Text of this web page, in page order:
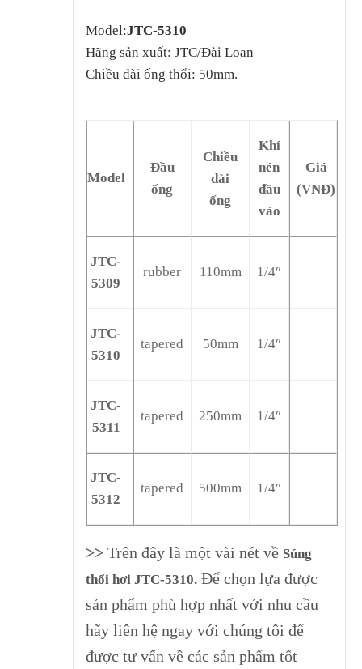
Model:JTC-5310
Hãng sản xuất: JTC/Đài Loan
Chiều dài ống thổi: 50mm.
Model
Đầu
ống
Chiều
dài
ống
Khí
nén
đầu
vào
Giá
(VNĐ)
JTC-
5309
rubber 110mm 1/4″
JTC-
5310
tapered 50mm 1/4″
JTC-
5311
tapered 250mm 1/4″
JTC-
5312
tapered 500mm 1/4″
>>Trên đây là một vài nét về Súng
thổi hơi JTC-5310.Để chọn lựa được
sản phẩm phù hợp nhất với nhu cầu
hãy liên hệ ngay với chúng tôi để
được tư vấn về các sản phẩm tốt